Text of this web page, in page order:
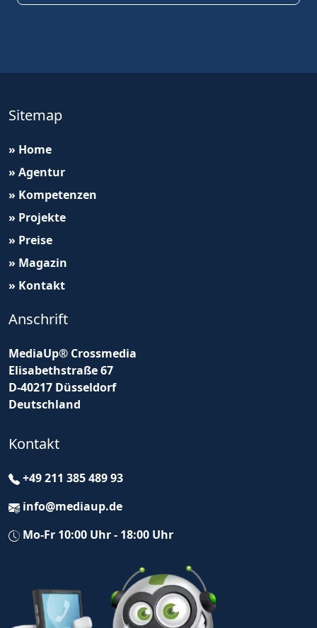
Sitemap
» Home
» Agentur
» Kompetenzen
» Projekte
» Preise
» Magazin
» Kontakt
Anschrift
MediaUp® Crossmedia
Elisabethstraße 67
D-40217 Düsseldorf
Deutschland
Kontakt
+49 211 385 489 93
info@mediaup.de
Mo-Fr 10:00 Uhr - 18:00 Uhr